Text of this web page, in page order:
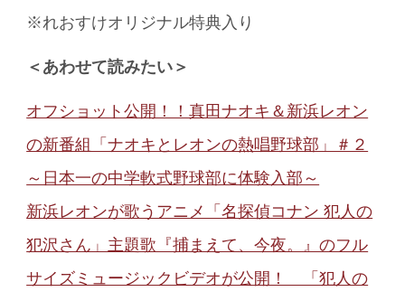
※れおすけオリジナル特典入り
＜あわせて読みたい＞
オフショット公開！！真田ナオキ＆新浜レオン
の新番組「ナオキとレオンの熱唱野球部」＃２
～日本一の中学軟式野球部に体験入部～
新浜レオンが歌うアニメ「名探偵コナン 犯人の
犯沢さん」主題歌『捕まえて、今夜。』のフル
サイズミュージックビデオが公開！ 「犯人の